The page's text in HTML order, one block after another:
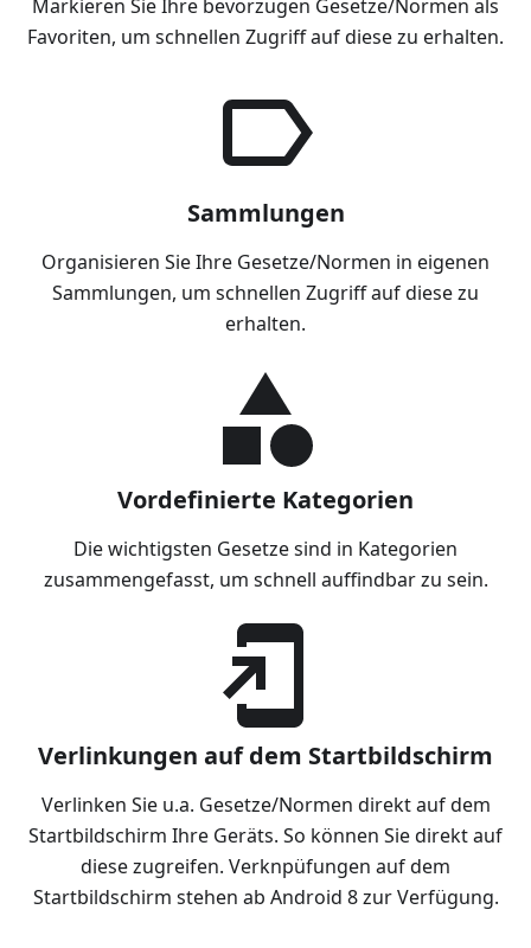
Markieren Sie Ihre bevorzugen Gesetze/Normen als
Favoriten, um schnellen Zugriff auf diese zu erhalten.
Sammlungen
Organisieren Sie Ihre Gesetze/Normen in eigenen
Sammlungen, um schnellen Zugriff auf diese zu
erhalten.
Vordefinierte Kategorien
Die wichtigsten Gesetze sind in Kategorien
zusammengefasst, um schnell auffindbar zu sein.
Verlinkungen auf dem Startbildschirm
Verlinken Sie u.a. Gesetze/Normen direkt auf dem
Startbildschirm Ihre Geräts. So können Sie direkt auf
diese zugreifen. Verknpüfungen auf dem
Startbildschirm stehen ab Android 8 zur Verfügung.